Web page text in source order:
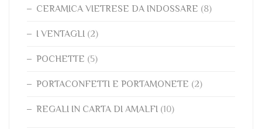
CERAMICA VIETRESE DA INDOSSARE (8)
I VENTAGLI (2)
POCHETTE (5)
PORTACONFETTI E PORTAMONETE (2)
REGALI IN CARTA DI AMALFI (10)